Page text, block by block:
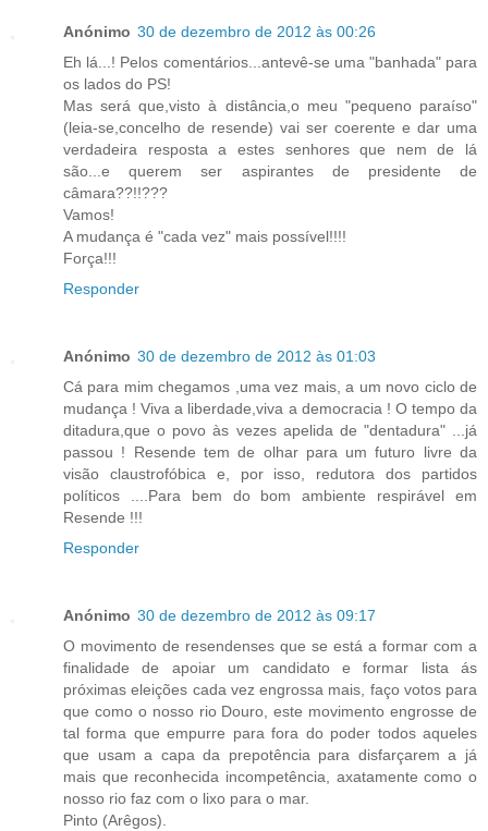
Anónimo 30 de dezembro de 2012 às 00:26
Eh lá...! Pelos comentários...antevê-se uma "banhada" para
os lados do PS!
Mas será que,visto à distância,o meu "pequeno paraíso"
(leia-se,concelho de resende) vai ser coerente e dar uma
verdadeira resposta a estes senhores que nem de lá
são...e querem ser aspirantes de presidente de
câmara??!!???
Vamos!
A mudança é "cada vez" mais possível!!!!
Força!!!
Responder
Anónimo 30 de dezembro de 2012 às 01:03
Cá para mim chegamos ,uma vez mais, a um novo ciclo de
mudança ! Viva a liberdade,viva a democracia ! O tempo da
ditadura,que o povo às vezes apelida de "dentadura" ...já
passou ! Resende tem de olhar para um futuro livre da
visão claustrofóbica e, por isso, redutora dos partidos
políticos ....Para bem do bom ambiente respirável em
Resende !!!
Responder
Anónimo 30 de dezembro de 2012 às 09:17
O movimento de resendenses que se está a formar com a
finalidade de apoiar um candidato e formar lista ás
próximas eleições cada vez engrossa mais, faço votos para
que como o nosso rio Douro, este movimento engrosse de
tal forma que empurre para fora do poder todos aqueles
que usam a capa da prepotência para disfarçarem a já
mais que reconhecida incompetência, axatamente como o
nosso rio faz com o lixo para o mar.
Pinto (Arêgos).